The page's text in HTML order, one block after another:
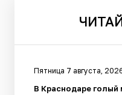
Пятница 7 августа,
В Краснодаре голый